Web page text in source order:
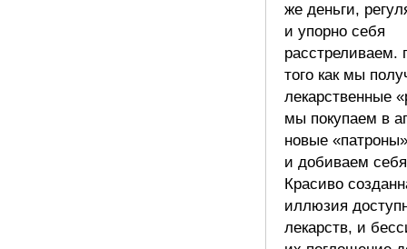
же деньги,
и упорно себя
расстреливаем.
того как мы
лекарственные
мы покупаем в
новые
и добиваем
Красиво
иллюзия
лекарств, и